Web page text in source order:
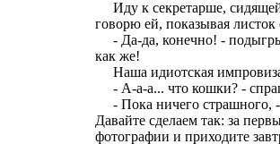
Иду к секретарше,
говорю ей, показывая
- Да-да, конечно! -
как же!
Наша идиотская
- А-а-а... что кошки? -
- Пока ничего страшного,
Давайте сделаем так: за
фотографии и приходите